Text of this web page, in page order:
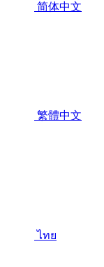
简体中文
繁體中文
ไทย